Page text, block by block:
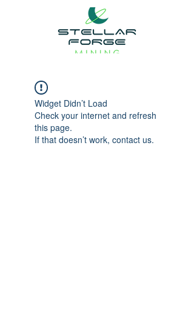
Widget Didn’t Load
Check your internet and refresh
this page.
If that doesn’t work, contact us.